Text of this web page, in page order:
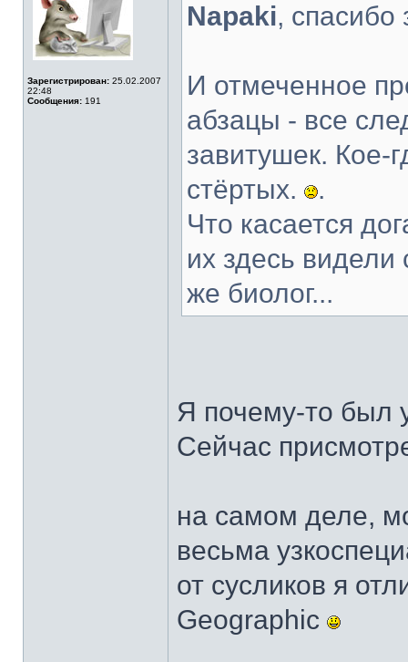
Зарегистрирован: 25.02.2007
22:48
Сообщения: 191
Napaki, спасибо
И отмеченное
абзацы - все
завитушек. Кое-
стёртых.
.
Что касается
их здесь
же биолог...
Я почему-то был
Сейчас
на самом деле,
весьма
от сусликов я
Geographic